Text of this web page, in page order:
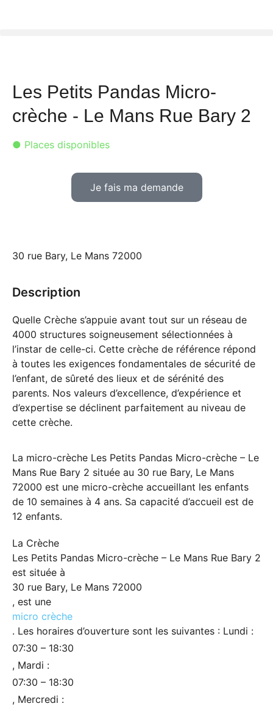
Les Petits Pandas Micro-
crèche - Le Mans Rue Bary 2
● Places disponibles
Je fais ma demande
30 rue Bary, Le Mans 72000
Description
Quelle Crèche s’appuie avant tout sur un réseau de
4000 structures soigneusement sélectionnées à
l’instar de celle-ci. Cette crèche de référence répond
à toutes les exigences fondamentales de sécurité de
l’enfant, de sûreté des lieux et de sérénité des
parents. Nos valeurs d’excellence, d’expérience et
d’expertise se déclinent parfaitement au niveau de
cette crèche.
La micro-crèche Les Petits Pandas Micro-crèche – Le
Mans Rue Bary 2 située au 30 rue Bary, Le Mans
72000 est une micro-crèche accueillant les enfants
de 10 semaines à 4 ans. Sa capacité d’accueil est de
12 enfants.
La Crèche
Les Petits Pandas Micro-crèche – Le Mans Rue Bary 2
est située à
30 rue Bary, Le Mans 72000
, est une
micro crèche
. Les horaires d’ouverture sont les suivantes : Lundi :
07:30 – 18:30
, Mardi :
07:30 – 18:30
, Mercredi :